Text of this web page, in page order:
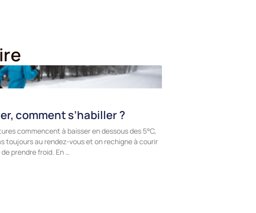
comment s’habiller ?
commencent à baisser en dessous des 5°C,
toujours au rendez-vous et on rechigne à courir
prendre froid. En …